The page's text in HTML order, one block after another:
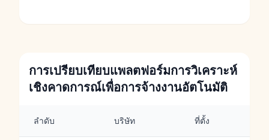
การเปรียบเทียบแพลตฟอร์มการวิเคราะห์
เชิงคาดการณ์เพื่อการจ้างงานอัตโนมัติ
ลำดับ บริษัท ที่ตั้ง